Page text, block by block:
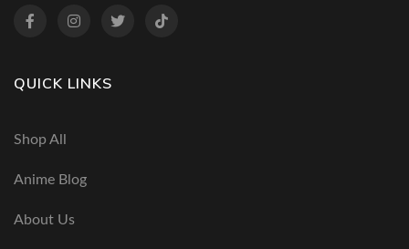
QUICK LINKS
Shop All
Anime Blog
About Us